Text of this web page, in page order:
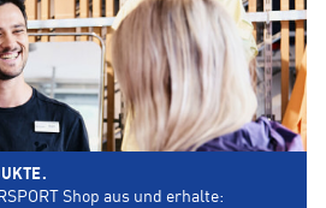
Shop aus und erhalte: